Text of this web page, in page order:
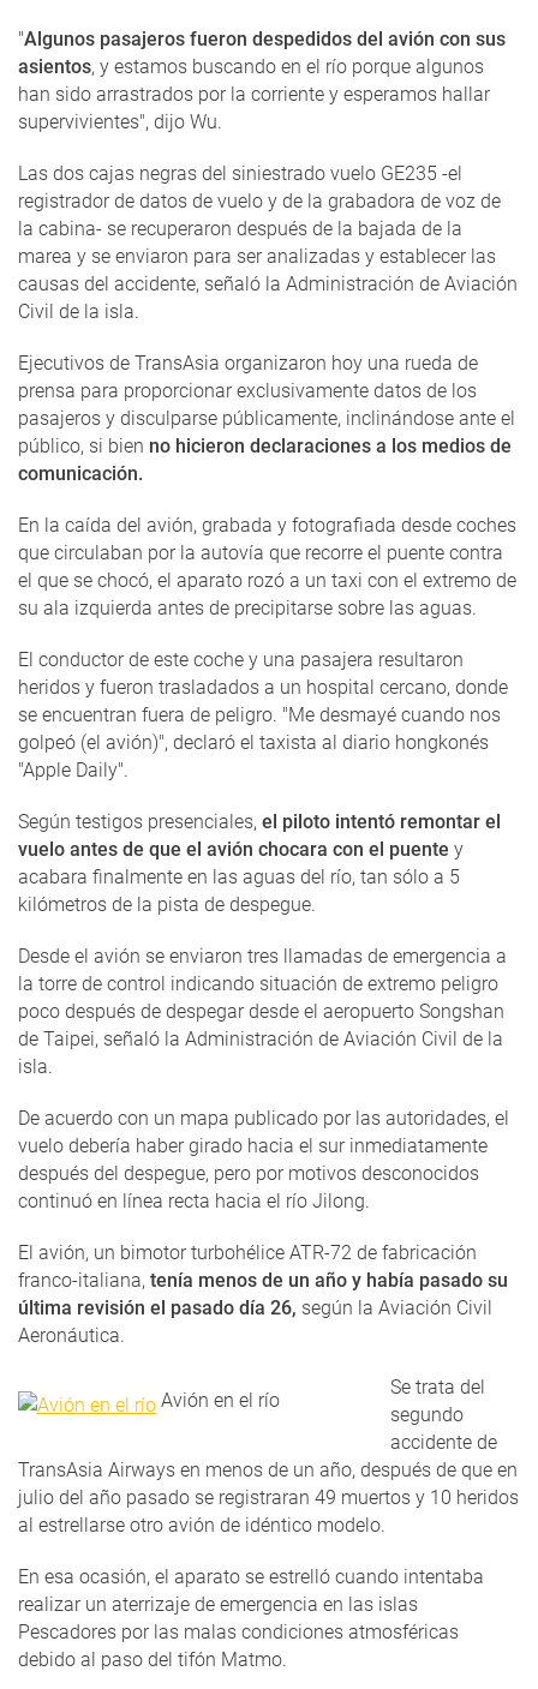
"Algunos pasajeros fueron despedidos del avión con sus
asientos, y estamos buscando en el río porque algunos
han sido arrastrados por la corriente y esperamos hallar
supervivientes", dijo Wu.
Las dos cajas negras del siniestrado vuelo GE235 -el
registrador de datos de vuelo y de la grabadora de voz de
la cabina- se recuperaron después de la bajada de la
marea y se enviaron para ser analizadas y establecer las
causas del accidente, señaló la Administración de Aviación
Civil de la isla.
Ejecutivos de TransAsia organizaron hoy una rueda de
prensa para proporcionar exclusivamente datos de los
pasajeros y disculparse públicamente, inclinándose ante el
público, si bien no hicieron declaraciones a los medios de
comunicación.
En la caída del avión, grabada y fotografiada desde coches
que circulaban por la autovía que recorre el puente contra
el que se chocó, el aparato rozó a un taxi con el extremo de
su ala izquierda antes de precipitarse sobre las aguas.
El conductor de este coche y una pasajera resultaron
heridos y fueron trasladados a un hospital cercano, donde
se encuentran fuera de peligro. "Me desmayé cuando nos
golpeó (el avión)", declaró el taxista al diario hongkonés
"Apple Daily".
Según testigos presenciales, el piloto intentó remontar el
vuelo antes de que el avión chocara con el puente y
acabara finalmente en las aguas del río, tan sólo a 5
kilómetros de la pista de despegue.
Desde el avión se enviaron tres llamadas de emergencia a
la torre de control indicando situación de extremo peligro
poco después de despegar desde el aeropuerto Songshan
de Taipei, señaló la Administración de Aviación Civil de la
isla.
De acuerdo con un mapa publicado por las autoridades, el
vuelo debería haber girado hacia el sur inmediatamente
después del despegue, pero por motivos desconocidos
continuó en línea recta hacia el río Jilong.
El avión, un bimotor turbohélice ATR-72 de fabricación
franco-italiana, tenía menos de un año y había pasado su
última revisión el pasado día 26, según la Aviación Civil
Aeronáutica.
Avión en el río
Se trata del
segundo
accidente de
TransAsia Airways en menos de un año, después de que en
julio del año pasado se registraran 49 muertos y 10 heridos
al estrellarse otro avión de idéntico modelo.
En esa ocasión, el aparato se estrelló cuando intentaba
realizar un aterrizaje de emergencia en las islas
Pescadores por las malas condiciones atmosféricas
debido al paso del tifón Matmo.